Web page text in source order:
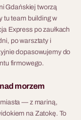
Gdańskiej tworzą
tu team building w
Express po zaułkach
po warsztaty i
dopasowujemy do
firmowego.
morzem
— z mariną,
na Zatokę. To